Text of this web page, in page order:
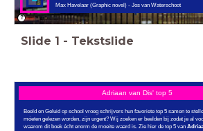
Max Havelaar (Graphic novel) - Jos van Waterschoot
Slide 1 - Tekstslide
Adriaan van Dis' top 5
Beeld en Geluid op school vroeg schrijvers hun favoriete top 5 samen te
móeten gelezen worden, zijn urgent? Wij zoeken er beelden bij zodat je al
waarom dit boek écht enorm de moeite waard is. Zie hier de top 5 van